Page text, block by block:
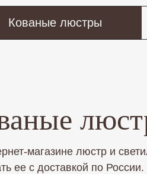
Кованые люстры
магазине люстр и
ее с доставкой по